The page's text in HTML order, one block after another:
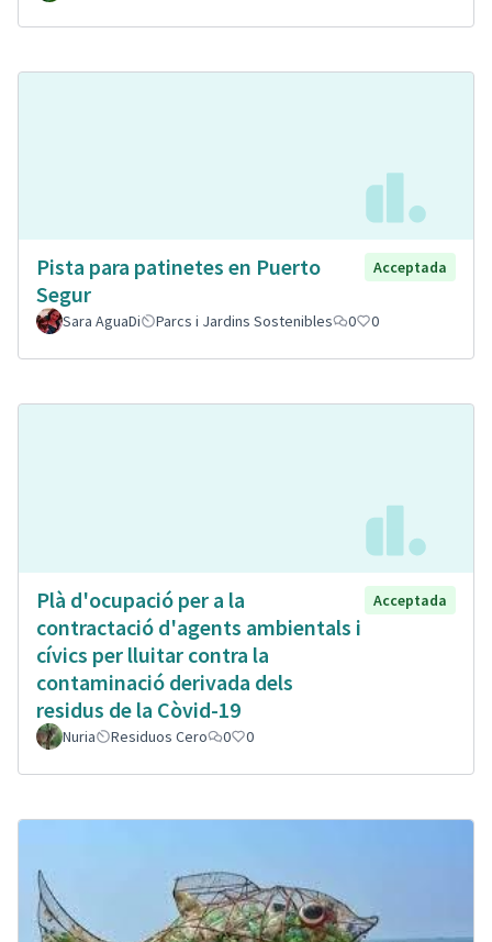
Pista para patinetes en Puerto
Segur
Acceptada
Sara AguaDi Parcs i Jardins Sostenibles 0 0
Plà d'ocupació per a la
contractació d'agents ambientals i
cívics per lluitar contra la
contaminació derivada dels
residus de la Còvid-19
Acceptada
Nuria Residuos Cero 0 0